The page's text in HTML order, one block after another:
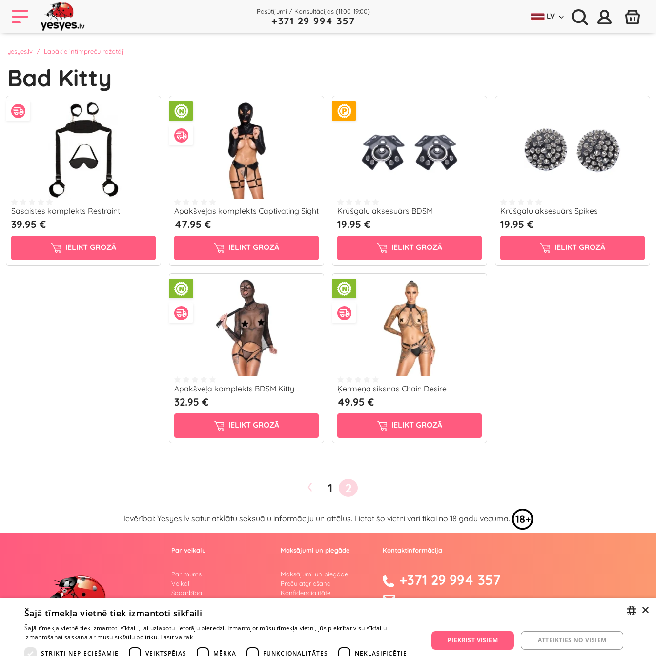
Pasūtījumi / Konsultācijas (11:00-19:00)
+371 29 994 357 LV
yesyes.lv Labākie intīmpreču ražotāji
Bad Kitty
Sasaistes komplekts Restraint
39.95 €
IELIKT GROZĀ
Apakšveļas komplekts Captivating Sight
47.95 €
IELIKT GROZĀ
Krūšgalu aksesuārs BDSM
19.95 €
IELIKT GROZĀ
Krūšgalu aksesuārs Spikes
19.95 €
IELIKT GROZĀ
Apakšveļa komplekts BDSM Kitty
32.95 €
IELIKT GROZĀ
Ķermeņa siksnas Chain Desire
49.95 €
IELIKT GROZĀ
‹ 1 2
Ievērībai: Yesyes.lv satur atklātu seksuālu informāciju un attēlus. Lietot šo vietni vari tikai no 18 gadu vecuma.
Par veikalu
Par mums
Veikali
Sadarbība
Jautājumi
Zīmoli
Maksājumi un piegāde
Maksājumi un piegāde
Preču atgriešana
Konfidencialitāte
Kontaktinformācija
+371 29 994 357
info@yesyes.lv
Instagram/yesyes.lv LATVIAN
×
Šajā tīmekļa vietnē tiek izmantoti sīkfaili
Šajā tīmekļa vietnē tiek izmantoti sīkfaili, lai uzlabotu lietotāju pieredzi. Izmantojot mūsu tīmekļa vietni, jūs piekrītat visu sīkfailu
izmantošanai saskaņā ar mūsu sīkfailu politiku. Lasīt vairāk
STRIKTI NEPIECIEŠAMIE
VEIKTSPĒJAS MĒRĶA FUNKCIONALITĀTES NEKLASIFICĒTIE
PIEKRIST VISIEM ATTEIKTIES NO VISIEM